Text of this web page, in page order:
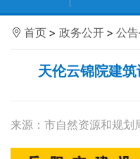
首页 > 政务公开 > 公
天伦云锦院建
来源：市自然资源和规划